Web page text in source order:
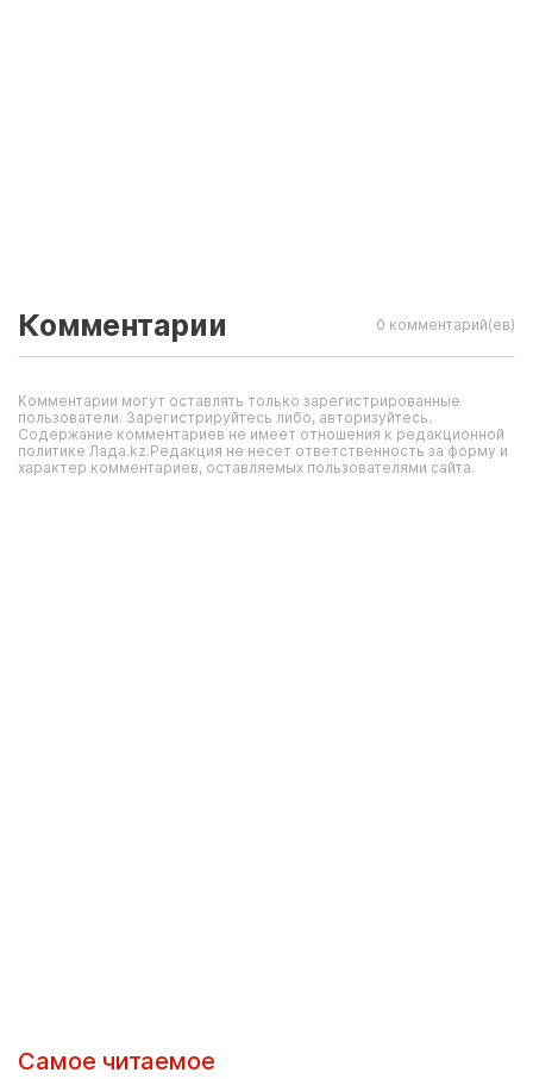
Комментарии 0 комментарий(ев)
Комментарии могут оставлять только зарегистрированные
пользователи. Зарегистрируйтесь либо, авторизуйтесь.
Содержание комментариев не имеет отношения к редакционной
политике Лада.kz.Редакция не несет ответственность за форму и
характер комментариев, оставляемых пользователями сайта.
Самое читаемое